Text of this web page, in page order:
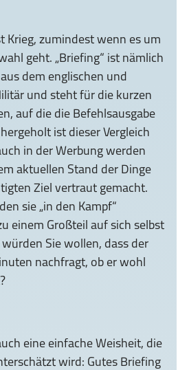
Krieg, zumindest wenn es um
geht. „Briefing“ ist nämlich
dem englischen und
und steht für die kurzen
auf die die Befehlsausgabe
ist dieser Vergleich
in der Werbung werden
aktuellen Stand der Dinge
Ziel vertraut gemacht.
sie „in den Kampf“
einem Großteil auf sich selbst
Sie wollen, dass der
nachfragt, ob er wohl
eine einfache Weisheit, die
wird: Gutes Briefing